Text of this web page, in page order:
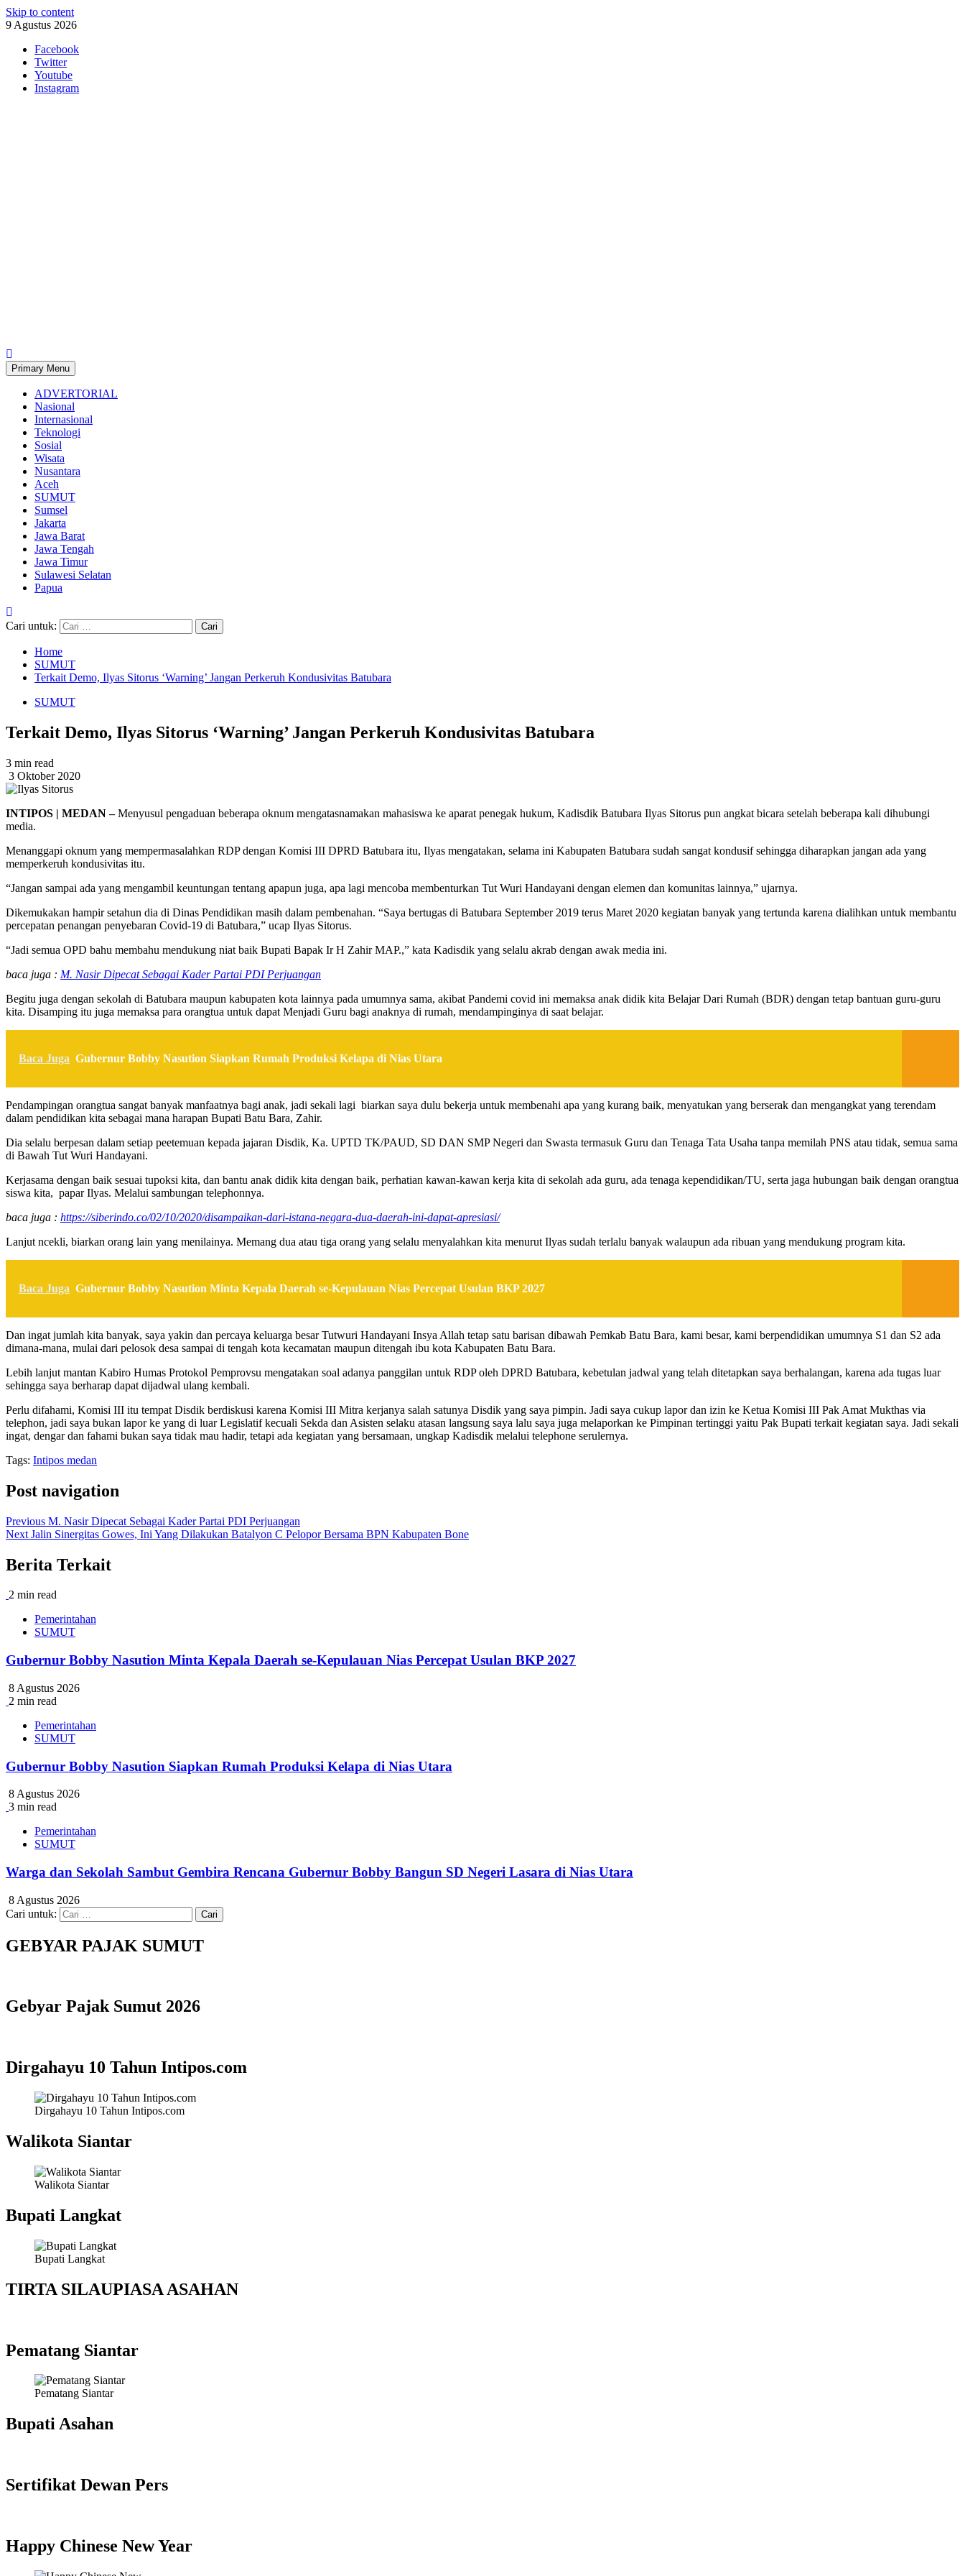
Skip to content
9 Agustus 2026
Facebook
Twitter
Youtube
Instagram
Primary Menu
ADVERTORIAL
Nasional
Internasional
Teknologi
Sosial
Wisata
Nusantara
Aceh
SUMUT
Sumsel
Jakarta
Jawa Barat
Jawa Tengah
Jawa Timur
Sulawesi Selatan
Papua
Cari untuk:
Home
SUMUT
Terkait Demo, Ilyas Sitorus ‘Warning’ Jangan Perkeruh Kondusivitas Batubara
SUMUT
Terkait Demo, Ilyas Sitorus ‘Warning’ Jangan Perkeruh Kondusivitas Batubara
3 min read
3 Oktober 2020
INTIPOS | MEDAN –Menyusul pengaduan beberapa oknum mengatasnamakan mahasiswa ke aparat penegak hukum, Kadisdik Batubara Ilyas Sitorus pun angkat bicara setelah beberapa kali dihubungi
media.
Menanggapi oknum yang mempermasalahkan RDP dengan Komisi III DPRD Batubara itu, Ilyas mengatakan, selama ini Kabupaten Batubara sudah sangat kondusif sehingga diharapkan jangan ada yang
memperkeruh kondusivitas itu.
“Jangan sampai ada yang mengambil keuntungan tentang apapun juga, apa lagi mencoba membenturkan Tut Wuri Handayani dengan elemen dan komunitas lainnya,” ujarnya.
Dikemukakan hampir setahun dia di Dinas Pendidikan masih dalam pembenahan. “Saya bertugas di Batubara September 2019 terus Maret 2020 kegiatan banyak yang tertunda karena dialihkan untuk membantu
percepatan penangan penyebaran Covid-19 di Batubara,” ucap Ilyas Sitorus.
“Jadi semua OPD bahu membahu mendukung niat baik Bupati Bapak Ir H Zahir MAP.,” kata Kadisdik yang selalu akrab dengan awak media ini.
baca juga : M. Nasir Dipecat Sebagai Kader Partai PDI Perjuangan
Begitu juga dengan sekolah di Batubara maupun kabupaten kota lainnya pada umumnya sama, akibat Pandemi covid ini memaksa anak didik kita Belajar Dari Rumah (BDR) dengan tetap bantuan guru-guru
kita. Disamping itu juga memaksa para orangtua untuk dapat Menjadi Guru bagi anaknya di rumah, mendampinginya di saat belajar.
Baca Juga Gubernur Bobby Nasution Siapkan Rumah Produksi Kelapa di Nias Utara
Pendampingan orangtua sangat banyak manfaatnya bagi anak, jadi sekali lagi biarkan saya dulu bekerja untuk membenahi apa yang kurang baik, menyatukan yang berserak dan mengangkat yang terendam
dalam pendidikan kita sebagai mana harapan Bupati Batu Bara, Zahir.
Dia selalu berpesan dalam setiap peetemuan kepada jajaran Disdik, Ka. UPTD TK/PAUD, SD DAN SMP Negeri dan Swasta termasuk Guru dan Tenaga Tata Usaha tanpa memilah PNS atau tidak, semua sama
di Bawah Tut Wuri Handayani.
Kerjasama dengan baik sesuai tupoksi kita, dan bantu anak didik kita dengan baik, perhatian kawan-kawan kerja kita di sekolah ada guru, ada tenaga kependidikan/TU, serta jaga hubungan baik dengan orangtua
siswa kita, papar Ilyas. Melalui sambungan telephonnya.
baca juga : https://siberindo.co/02/10/2020/disampaikan-dari-istana-negara-dua-daerah-ini-dapat-apresiasi/
Lanjut ncekli, biarkan orang lain yang menilainya. Memang dua atau tiga orang yang selalu menyalahkan kita menurut Ilyas sudah terlalu banyak walaupun ada ribuan yang mendukung program kita.
Baca Juga Gubernur Bobby Nasution Minta Kepala Daerah se-Kepulauan Nias Percepat Usulan BKP 2027
Dan ingat jumlah kita banyak, saya yakin dan percaya keluarga besar Tutwuri Handayani Insya Allah tetap satu barisan dibawah Pemkab Batu Bara, kami besar, kami berpendidikan umumnya S1 dan S2 ada
dimana-mana, mulai dari pelosok desa sampai di tengah kota kecamatan maupun ditengah ibu kota Kabupaten Batu Bara.
Lebih lanjut mantan Kabiro Humas Protokol Pemprovsu mengatakan soal adanya panggilan untuk RDP oleh DPRD Batubara, kebetulan jadwal yang telah ditetapkan saya berhalangan, karena ada tugas luar
sehingga saya berharap dapat dijadwal ulang kembali.
Perlu difahami, Komisi III itu tempat Disdik berdiskusi karena Komisi III Mitra kerjanya salah satunya Disdik yang saya pimpin. Jadi saya cukup lapor dan izin ke Ketua Komisi III Pak Amat Mukthas via
telephon, jadi saya bukan lapor ke yang di luar Legislatif kecuali Sekda dan Asisten selaku atasan langsung saya lalu saya juga melaporkan ke Pimpinan tertinggi yaitu Pak Bupati terkait kegiatan saya. Jadi sekali
ingat, dengar dan fahami bukan saya tidak mau hadir, tetapi ada kegiatan yang bersamaan, ungkap Kadisdik melalui telephone serulernya.
Tags: Intipos medan
Post navigation
Previous M. Nasir Dipecat Sebagai Kader Partai PDI Perjuangan
Next Jalin Sinergitas Gowes, Ini Yang Dilakukan Batalyon C Pelopor Bersama BPN Kabupaten Bone
Berita Terkait
2 min read
Pemerintahan
SUMUT
Gubernur Bobby Nasution Minta Kepala Daerah se-Kepulauan Nias Percepat Usulan BKP 2027
8 Agustus 2026
2 min read
Pemerintahan
SUMUT
Gubernur Bobby Nasution Siapkan Rumah Produksi Kelapa di Nias Utara
8 Agustus 2026
3 min read
Pemerintahan
SUMUT
Warga dan Sekolah Sambut Gembira Rencana Gubernur Bobby Bangun SD Negeri Lasara di Nias Utara
8 Agustus 2026
Cari untuk:
GEBYAR PAJAK SUMUT
Gebyar Pajak Sumut 2026
Dirgahayu 10 Tahun Intipos.com
Dirgahayu 10 Tahun Intipos.com
Walikota Siantar
Walikota Siantar
Bupati Langkat
Bupati Langkat
TIRTA SILAUPIASA ASAHAN
Pematang Siantar
Pematang Siantar
Bupati Asahan
Sertifikat Dewan Pers
Happy Chinese New Year